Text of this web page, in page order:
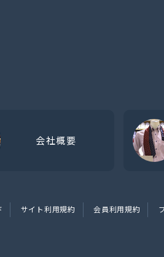
会社概要
サイト利用規約 会員利用規約